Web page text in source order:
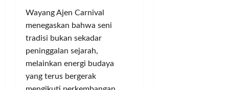
Wayang Ajen Carnival
menegaskan bahwa seni
tradisi bukan sekadar
peninggalan sejarah,
melainkan energi budaya
yang terus bergerak